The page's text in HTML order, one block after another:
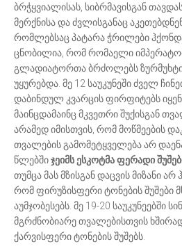
ბრჭყვიალისას, სიბრმავისგან
მერქნისა და ძვლისგანაც
რომლებსაც პატარა ჭრილები
ცნობილია, რომ რომაელი
გლადიატორთა ბრძოლებს
უყურებდა. მე 12 საუკუნეში ძველ
დაბინდულ კვარცის ფირფიტებს
მაინცდამაინც მკვეთრი შუქისგან
არამედ იმისთვის, რომ მოწმეების
თვალების გამომეტყველება არ
წლებშიჯეიმს ესკოტმა ფერადი
თუმცა მას მზისგან დაცვის მიზანი არ
რომ ფირუზისფერი ტონების შუშები
აუმჯობესებს. მე 19-20 საუკუნეებში
მგრძნობიარე თვალებისთვის
ქარვისფერი ტონების შუშებს.